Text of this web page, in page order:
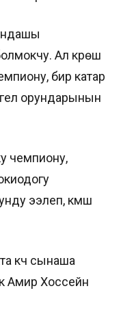
Ал күрөш
бир катар
орундарынын
чемпиону,
ээлеп, күмүш
күч сынаша
Амир Хоссейн